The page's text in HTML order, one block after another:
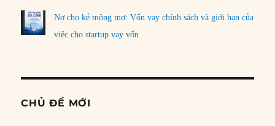
Nợ cho kẻ mộng mơ: Vốn vay chính sách và giới hạn của
việc cho startup vay vốn
CHỦ ĐỀ MỚI